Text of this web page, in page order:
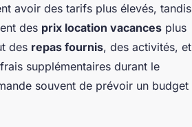
avoir des tarifs plus élevés, tandis
des prix location vacances plus
des repas fournis, des activités, et
supplémentaires durant le
souvent de prévoir un budget